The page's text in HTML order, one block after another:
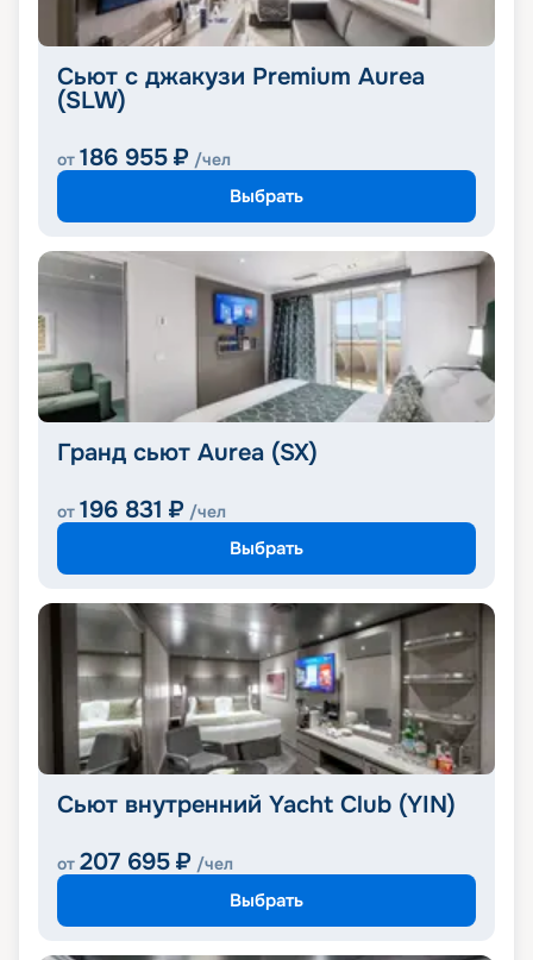
Сьют с джакузи Premium Aurea
(SLW)
от 186 955 ₽ /чел
Выбрать
Гранд сьют Aurea (SX)
от 196 831 ₽ /чел
Выбрать
Сьют внутренний Yacht Club (YIN)
от 207 695 ₽ /чел
Выбрать